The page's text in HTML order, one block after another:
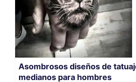
Asombrosos diseños de
medianos para hombres